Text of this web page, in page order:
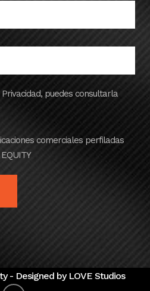
puedes consultarla
comerciales perfiladas
- Designed by LOVE Studios